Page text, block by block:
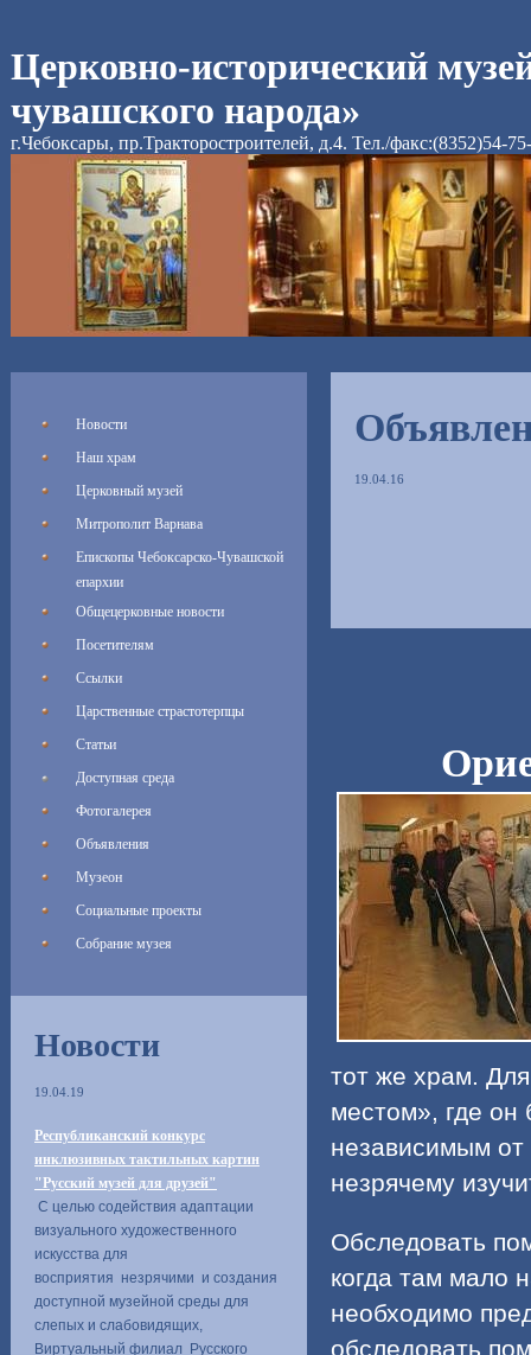
Церковно-исторический
чувашского народа»
г.Чебоксары, пр.Тракторостроителей, д.4. Тел./факс:(8352)54-
Новости
Наш храм
Церковный музей
Митрополит Варнава
Епископы Чебоксарско-Чувашской
епархии
Общецерковные новости
Посетителям
Ссылки
Царственные страстотерпцы
Статьи
Доступная среда
Фотогалерея
Объявления
Музеон
Социальные проекты
Собрание музея
Новости
19.04.19
Республиканский конкурс
инклюзивных тактильных картин
"Русский музей для друзей"
С целью содействия адаптации
визуального художественного
искусства для
восприятия незрячими и создания
доступной музейной среды для
слепых и слабовидящих,
Виртуальный филиал Русского
19.04.16
тот же храм.
местом», где он
независимым от
незрячему
Обследовать
когда там мало
необходимо
обследовать